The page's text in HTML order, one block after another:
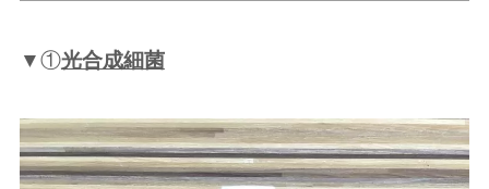
▼①光合成細菌